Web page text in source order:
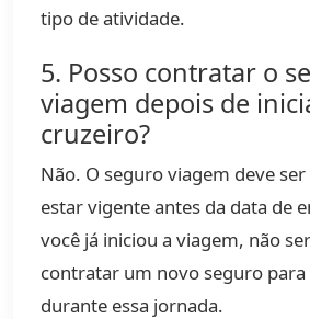
tipo de atividade.
5. Posso contratar o
viagem depois de
cruzeiro?
Não. O seguro viagem deve
estar vigente antes da data de
você já iniciou a viagem, não
contratar um novo seguro
durante essa jornada.